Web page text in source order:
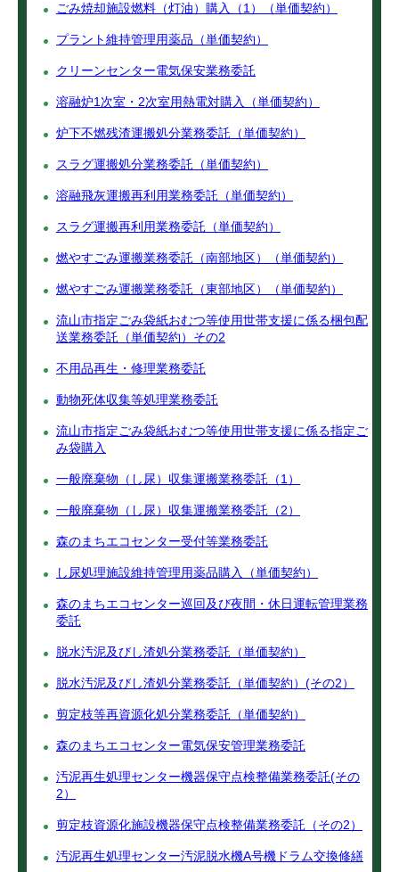
ごみ焼却施設燃料（灯油）購入（1）（単価契約）
プラント維持管理用薬品（単価契約）
クリーンセンター電気保安業務委託
溶融炉1次室・2次室用熱電対購入（単価契約）
炉下不燃残渣運搬処分業務委託（単価契約）
スラグ運搬処分業務委託（単価契約）
溶融飛灰運搬再利用業務委託（単価契約）
スラグ運搬再利用業務委託（単価契約）
燃やすごみ運搬業務委託（南部地区）（単価契約）
燃やすごみ運搬業務委託（東部地区）（単価契約）
流山市指定ごみ袋紙おむつ等使用世帯支援に係る梱包配
送業務委託（単価契約）その2
不用品再生・修理業務委託
動物死体収集等処理業務委託
流山市指定ごみ袋紙おむつ等使用世帯支援に係る指定ご
み袋購入
一般廃棄物（し尿）収集運搬業務委託（1）
一般廃棄物（し尿）収集運搬業務委託（2）
森のまちエコセンター受付等業務委託
し尿処理施設維持管理用薬品購入（単価契約）
森のまちエコセンター巡回及び夜間・休日運転管理業務
委託
脱水汚泥及びし渣処分業務委託（単価契約）
脱水汚泥及びし渣処分業務委託（単価契約）(その2）
剪定枝等再資源化処分業務委託（単価契約）
森のまちエコセンター電気保安管理業務委託
汚泥再生処理センター機器保守点検整備業務委託(その
2）
剪定枝資源化施設機器保守点検整備業務委託（その2）
汚泥再生処理センター汚泥脱水機A号機ドラム交換修繕